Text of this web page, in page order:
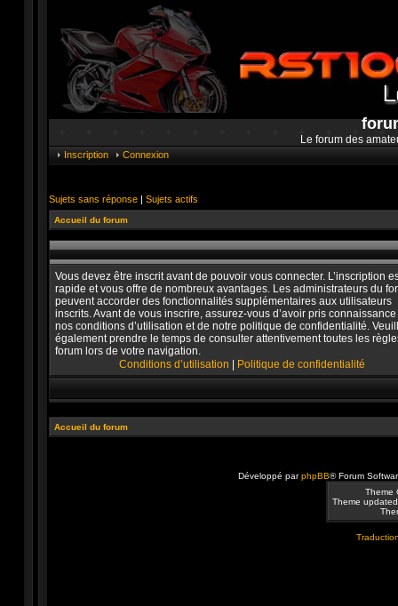
Le forum des
Inscription Connexion
Sujets sans réponse | Sujets actifs
Accueil du forum
Vous devez être inscrit avant de pouvoir vous connecter. L’inscription
rapide et vous offre de nombreux avantages. Les administrateurs du
peuvent accorder des fonctionnalités supplémentaires aux utilisateurs
inscrits. Avant de vous inscrire, assurez-vous d’avoir pris
nos conditions d’utilisation et de notre politique de confidentialité.
également prendre le temps de consulter attentivement toutes les
forum lors de votre navigation.
Conditions d’utilisation
Politique de confidentialité
Accueil du forum
Développé parphpBB® Forum
Theme
Theme